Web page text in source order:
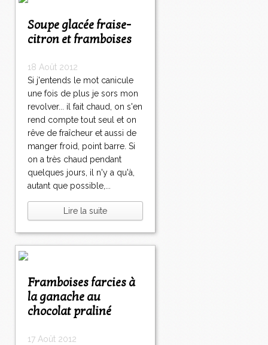
Soupe glacée fraise-
citron et framboises
18 Août 2012
Si j'entends le mot canicule
une fois de plus je sors mon
revolver... il fait chaud, on s'en
rend compte tout seul et on
rêve de fraîcheur et aussi de
manger froid, point barre. Si
on a très chaud pendant
quelques jours, il n'y a qu'à,
autant que possible,...
Lire la suite
Framboises farcies à
la ganache au
chocolat praliné
17 Août 2012